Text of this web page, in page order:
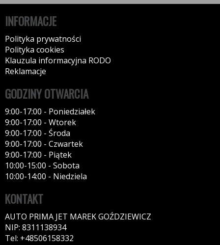
INFORMACJE
Polityka prywatności
Polityka cookies
Klauzula informacyjna RODO
Reklamacje
GODZINY OTWARCIA
9:00-17:00 - Poniedziałek
9:00-17:00 - Wtorek
9:00-17:00 - Środa
9:00-17:00 - Czwartek
9:00-17:00 - Piątek
10:00-15:00 - Sobota
10:00-14:00 - Niedziela
KONTAKT
AUTO PRIMA JET MAREK GOŹDZIEWICZ
NIP: 8311138934
Tel: +48506158332